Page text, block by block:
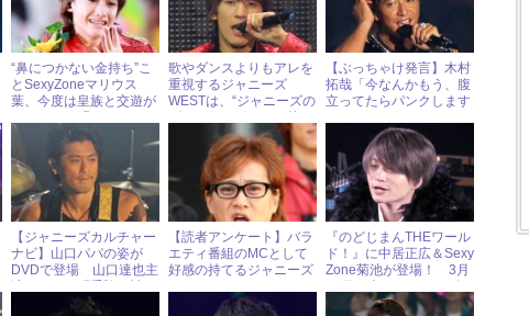
“鼻につかない金持ち”こ
とSexyZoneマリウス
葉、今度は皇族と交遊が
歌やダンスよりもアレを
重視するジャニーズ
WESTは、“ジャニーズの
【ぶっちゃけ発言】木村
拓哉「今なんかもう、腹
立ってたらパンクします
【ジャニーズカルチャー
ナビ】山口パパの姿が
DVDで登場 山口達也主
【読者アンケート】バラ
エティ番組のMCとして
好感の持てるジャニーズ
『のどじまんTHEワール
ド！』に中居正広＆Sexy
Zone菊池が登場！ 3月
イドル出演情報